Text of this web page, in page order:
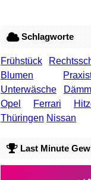
Schlagworte
Frühstück
Blumen
Unterwäsche
Opel
Ferrari
Thüringen Nissan
Last Minute